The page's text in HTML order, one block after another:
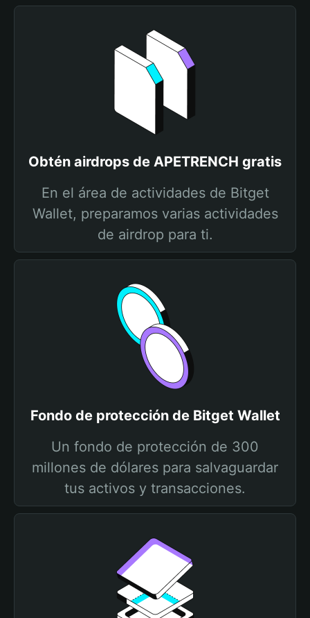
Obtén airdrops de APETRENCH gratis
En el área de actividades de Bitget
Wallet, preparamos varias actividades
de airdrop para ti.
Fondo de protección de Bitget Wallet
Un fondo de protección de 300
millones de dólares para salvaguardar
tus activos y transacciones.